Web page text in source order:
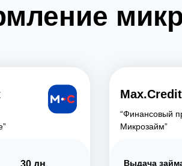
30 дн.
Max.Credit
“Финансовый
Микрозайм”
Выдача